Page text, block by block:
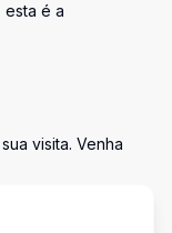
é a
visita. Venha